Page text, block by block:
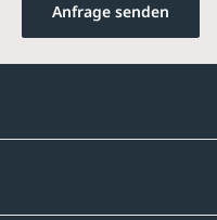
Anfrage senden